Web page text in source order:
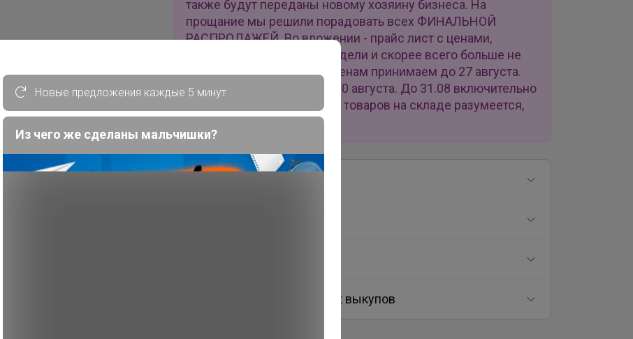
также будут переданы новому хозяину бизнеса. На
прощание мы решили порадовать всех ФИНАЛЬНОЙ
РАСПРОДАЖЕЙ. Во вложении - прайс лист с ценами,
которые Вы никогда не видели и скорее всего больше не
увидите. Заказы по этим ценам принимаем до 27 августа.
Последний день оплаты: 30 августа. До 31.08 включительно
все отправим. Количество товаров на складе разумеется,
История проведённых выкупов
Новые предложения каждые 5 минут
Из чего же сделаны мальчишки?